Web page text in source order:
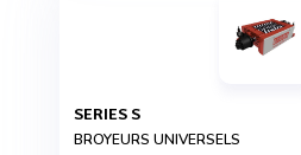
SERIES S
BROYEURS UNIVERSELS